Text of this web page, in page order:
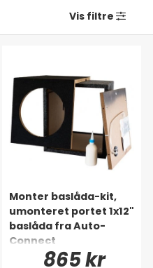
Vis filtre
Monter baslåda-kit,
umonteret portet 1x12"
baslåda fra Auto-
Connect
865 kr